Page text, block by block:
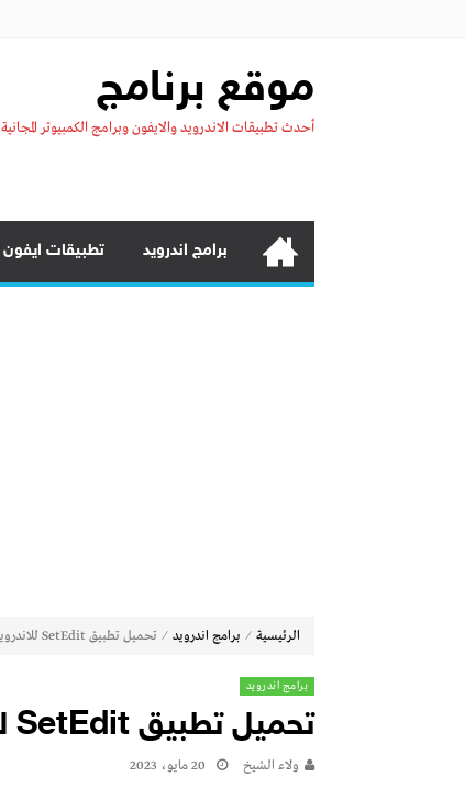
موقع برنامج
أحدث تطبيقات الاندرويد والايفون وبرامج الكمبيوتر المجانية
برامج اندرويد تطبيقات ايفون
الرئيسية ⁄ برامج اندرويد ⁄ تحميل تطبيق SetEdit للاندرويد برابط مباشر 2023
برامج اندرويد
تحميل تطبيق SetEdit للاندرويد برابط مباشر 2023
ولاء الشيخ 20 مايو، 2023